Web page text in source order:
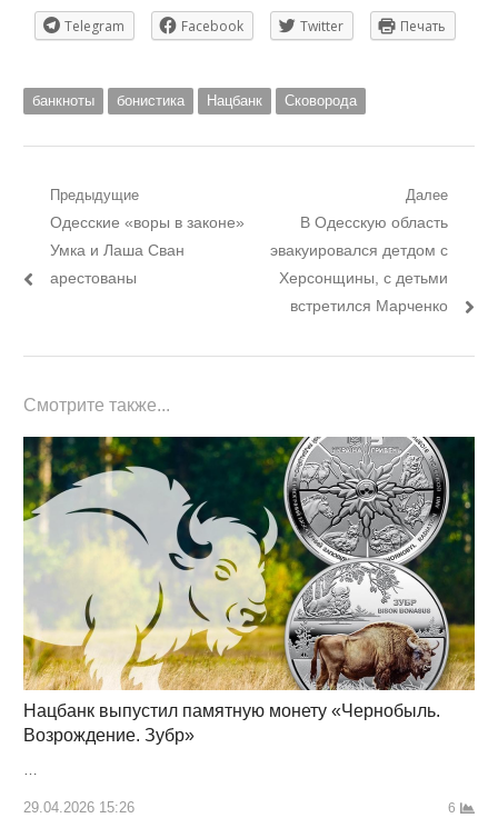
Telegram Facebook Twitter Печать
банкноты бонистика Нацбанк Сковорода
Навигация
по
записям
Предыдущие
Предыдущий
пост:
Одесские «воры в законе»
Умка и Лаша Сван
арестованы
Далее
Следующий
пост:
В Одесскую область
эвакуировался детдом с
Херсонщины, с детьми
встретился Марченко
Смотрите также...
Нацбанк выпустил памятную монету «Чернобыль.
Возрождение. Зубр»
…
29.04.2026 15:26 6